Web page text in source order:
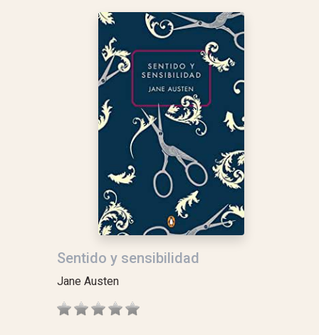
Sentido y sensibilidad
Jane Austen